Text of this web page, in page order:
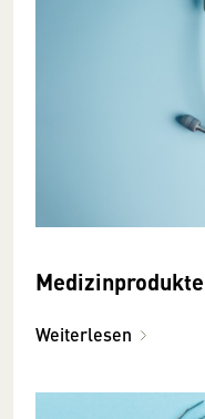
Weiterlesen